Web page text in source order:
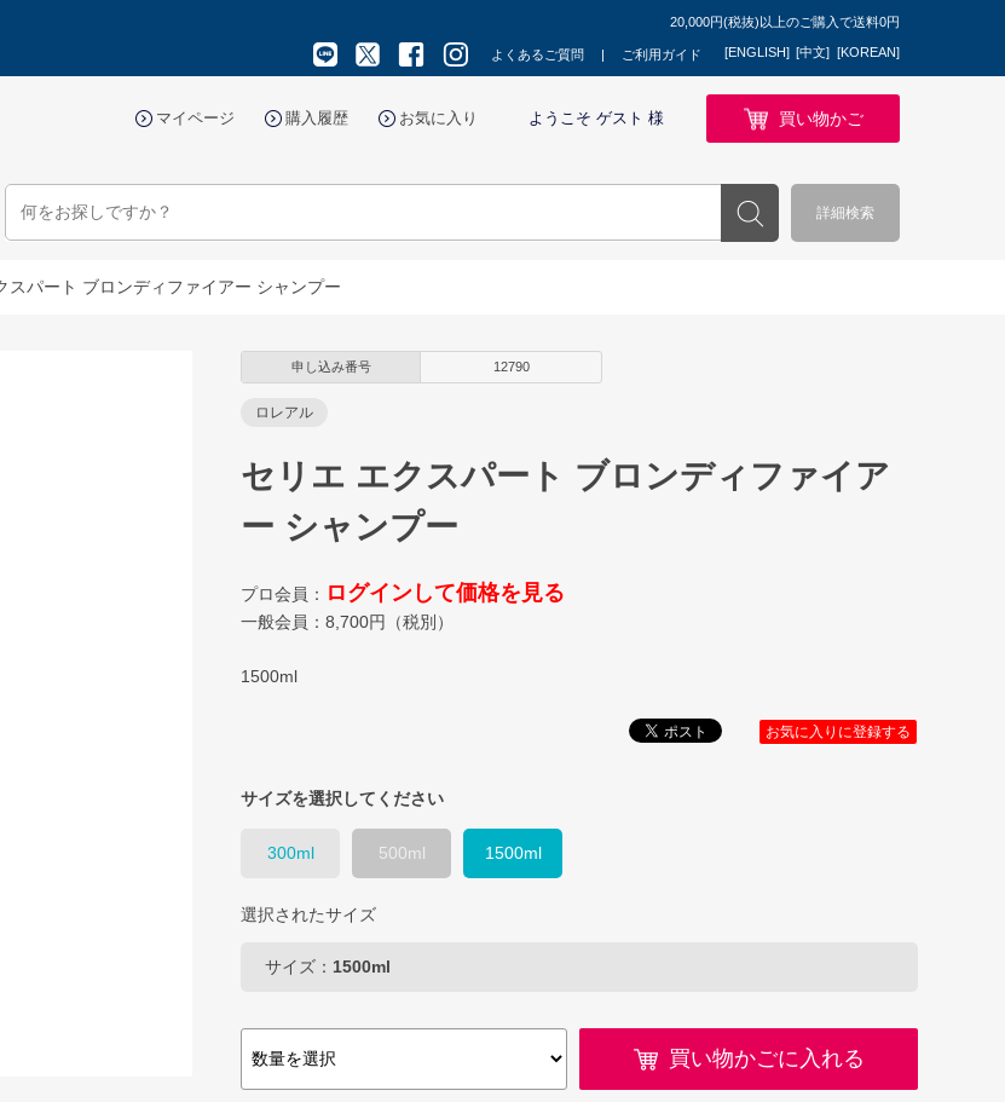
20,000円(税抜)以上のご購入で送料0円
よくあるご質問 ご利用ガイド [ENGLISH] [中文] [KOREAN]
マイページ 購入履歴 お気に入り ようこそ ゲスト 様 買い物かご
詳細検索
スパート ブロンディファイアー シャンプー
申し込み番号 12790
ロレアル
セリエ エクスパート ブロンディファイア
ー シャンプー
プロ会員： ログインして価格を見る
一般会員： 8,700円（税別）
1500ml
お気に入りに登録する
サイズを選択してください
300ml 500ml 1500ml
選択されたサイズ
サイズ： 1500ml
買い物かごに入れる